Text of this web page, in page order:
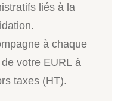
liés à la
à chaque
votre EURL à
taxes (HT).